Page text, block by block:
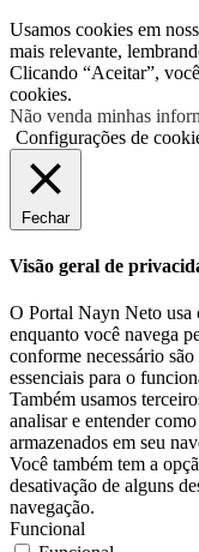
Usamos cookies em
mais relevante,
Clicando “Aceitar”,
cookies.
Não venda minhas
Configurações de
Fechar
Visão geral de
O Portal Nayn Neto usa
enquanto você navega
conforme necessário
essenciais para o
Também usamos
analisar e entender
armazenados em seu
Você também tem a
desativação de alguns
navegação.
Funcional